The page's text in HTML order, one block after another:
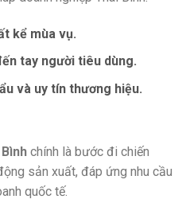
kể mùa vụ.
tay người tiêu dùng.
và uy tín thương hiệu.
chính là bước đi chiến
sản xuất, đáp ứng nhu cầu
quốc tế.